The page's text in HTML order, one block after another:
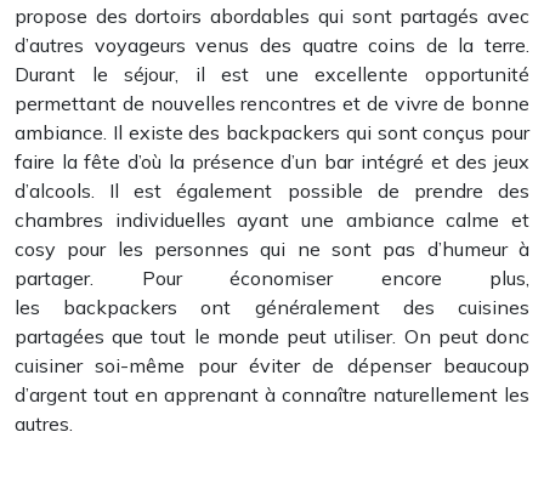
propose des dortoirs abordables qui sont partagés avec
d’autres voyageurs venus des quatre coins de la terre.
Durant le séjour, il est une excellente opportunité
permettant de nouvelles rencontres et de vivre de bonne
ambiance. Il existe des backpackers qui sont conçus pour
faire la fête d’où la présence d’un bar intégré et des jeux
d’alcools. Il est également possible de prendre des
chambres individuelles ayant une ambiance calme et
cosy pour les personnes qui ne sont pas d’humeur à
partager. Pour économiser encore plus,
les backpackers ont généralement des cuisines
partagées que tout le monde peut utiliser. On peut donc
cuisiner soi-même pour éviter de dépenser beaucoup
d’argent tout en apprenant à connaître naturellement les
autres.